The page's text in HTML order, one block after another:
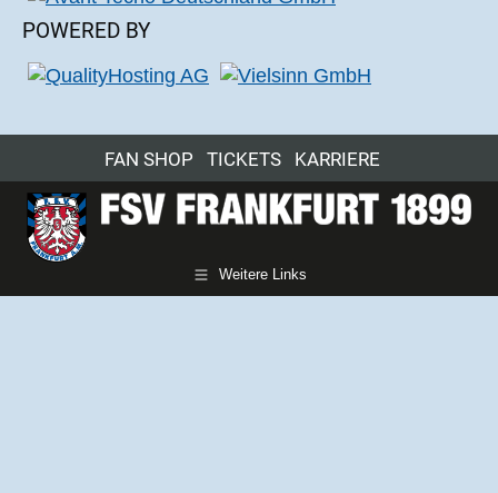
POWERED BY
FAN SHOP TICKETS KARRIERE
Weitere Links